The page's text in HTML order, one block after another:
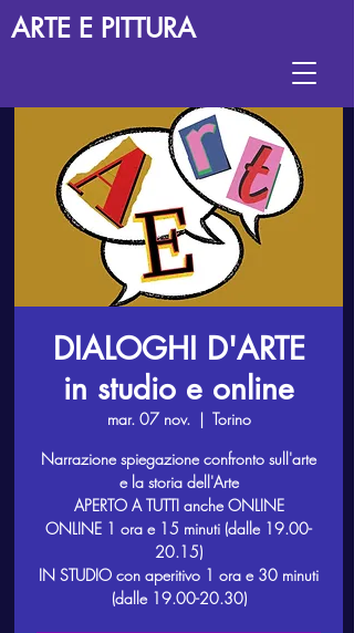
ARTE E PITTURA
DIALOGHI D'ARTE
in studio e online
mar. 07 nov.
  |
Torino
Narrazione spiegazione confronto sull'arte
e la storia dell'Arte
APERTO A TUTTI anche ONLINE
ONLINE 1 ora e 15 minuti (dalle 19.00-
20.15)
IN STUDIO con aperitivo 1 ora e 30 minuti
(dalle 19.00-20.30)